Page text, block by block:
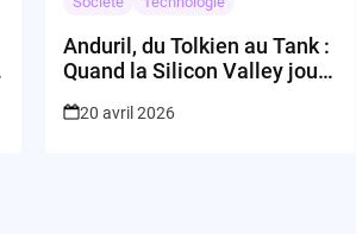
Anduril, du Tolkien au Tank :
Quand la Silicon Valley joue
20 avril 2026